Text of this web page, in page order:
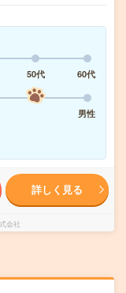
50代
60代
男性
詳しく見る
会社